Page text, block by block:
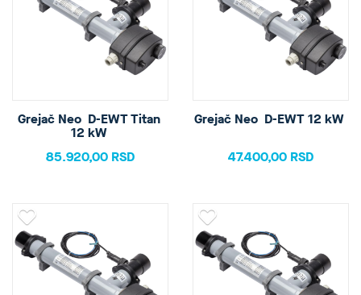
Grejač Neo  D-EWT Titan
12 kW
85.920,00 RSD
Grejač Neo  D-EWT 12 kW
47.400,00 RSD